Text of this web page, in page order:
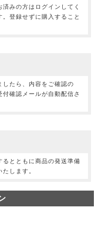
みの方はログインしてく
登録せずに購入すること
したら、内容をご確認の
付確認メールが自動配信さ
るとともに商品の発送準備
します。